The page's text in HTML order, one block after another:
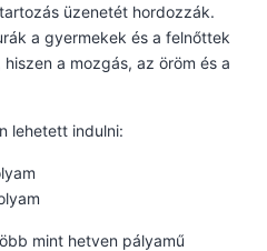
üzenetét hordozzák.
a gyermekek és a felnőttek
a mozgás, az öröm és a
lehetett indulni:
mint hetven pályamű